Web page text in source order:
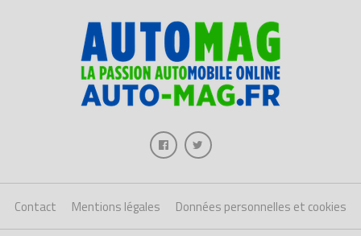
Contact Mentions légales Données personnelles et cookies